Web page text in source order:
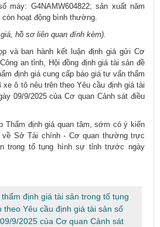
máy: G4NAMW604822; sản xuất năm
hoạt động bình thường.
hồ sơ liên quan đính kèm).
và ban hành kết luận định giá gửi Cơ
an tỉnh, Hội đồng định giá tài sản đề
định giá cung cấp báo giá tư vấn thẩm
ô tô nêu trên theo Yêu cầu định giá tài
09/9/2025 của Cơ quan Cảnh sát điều
Thẩm định giá quan tâm, sớm có ý kiến
về Sở Tài chính - Cơ quan thường trực
trong tố tụng hình sự tỉnh trước ngày
định giá tài sản trong tố tụng
theo Yêu cầu định giá tài sản số
9/2025 của Cơ quan Cảnh sát